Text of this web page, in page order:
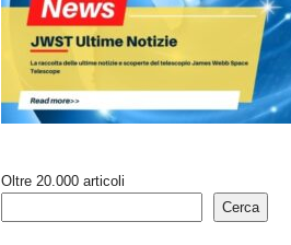
Oltre 20.000 articoli
Cerca